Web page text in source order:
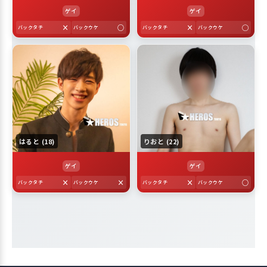
ゲイ
バックタチ × バックウケ ○
ゲイ
バックタチ × バックウケ ◯
はると (18)
ゲイ
バックタチ × バックウケ ×
りおと (22)
ゲイ
バックタチ × バックウケ ○